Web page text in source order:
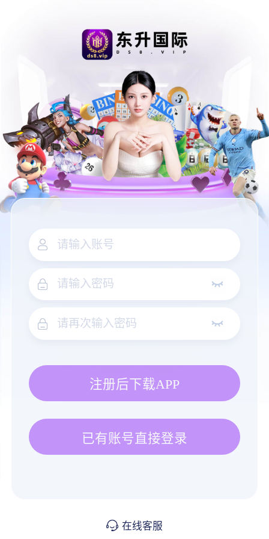
注册后下载APP
已有账号直接登录
在线客服